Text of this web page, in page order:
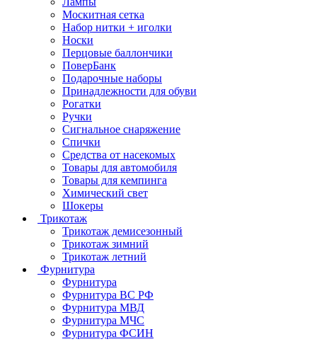
Москитная сетка
Набор нитки + иголки
Носки
Перцовые баллончики
ПоверБанк
Подарочные наборы
Принадлежности для обуви
Рогатки
Ручки
Сигнальное снаряжение
Спички
Средства от насекомых
Товары для автомобиля
Товары для кемпинга
Химический свет
Шокеры
Трикотаж
Трикотаж демисезонный
Трикотаж зимний
Трикотаж летний
Фурнитура
Фурнитура
Фурнитура ВС РФ
Фурнитура МВД
Фурнитура МЧС
Фурнитура ФСИН